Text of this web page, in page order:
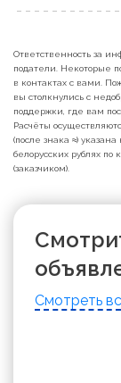
Ответственность за
податели. Некоторые
в контактах с вами.
вы столкнулись с
поддержки, где вам
Расчёты
(после знака ≈)
белорусских рублях
(заказчиком).
Смотреть